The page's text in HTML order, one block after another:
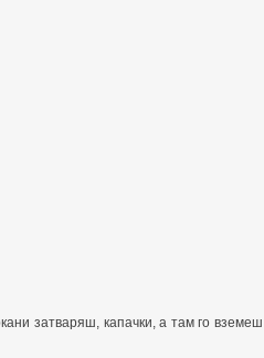
затваряш, капачки, а там го вземеш